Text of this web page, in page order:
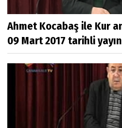
Ahmet Kocabaş ile Kur
09 Mart 2017 tarihli